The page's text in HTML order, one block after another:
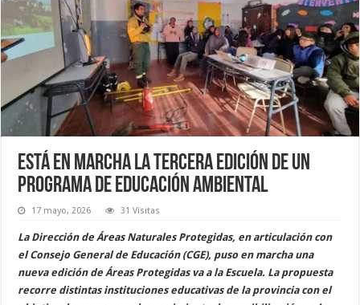
Está en marcha la tercera edición de un
programa de educación ambiental
17 mayo, 2026 31 Visitas
La Dirección de Áreas Naturales Protegidas, en articulación con
el Consejo General de Educación (CGE), puso en marcha una
nueva edición de Áreas Protegidas va a la Escuela. La propuesta
recorre distintas instituciones educativas de la provincia con el